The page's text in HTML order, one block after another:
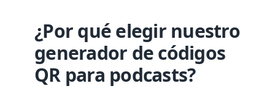
¿Por qué elegir nuestro
generador de códigos
QR para podcasts?